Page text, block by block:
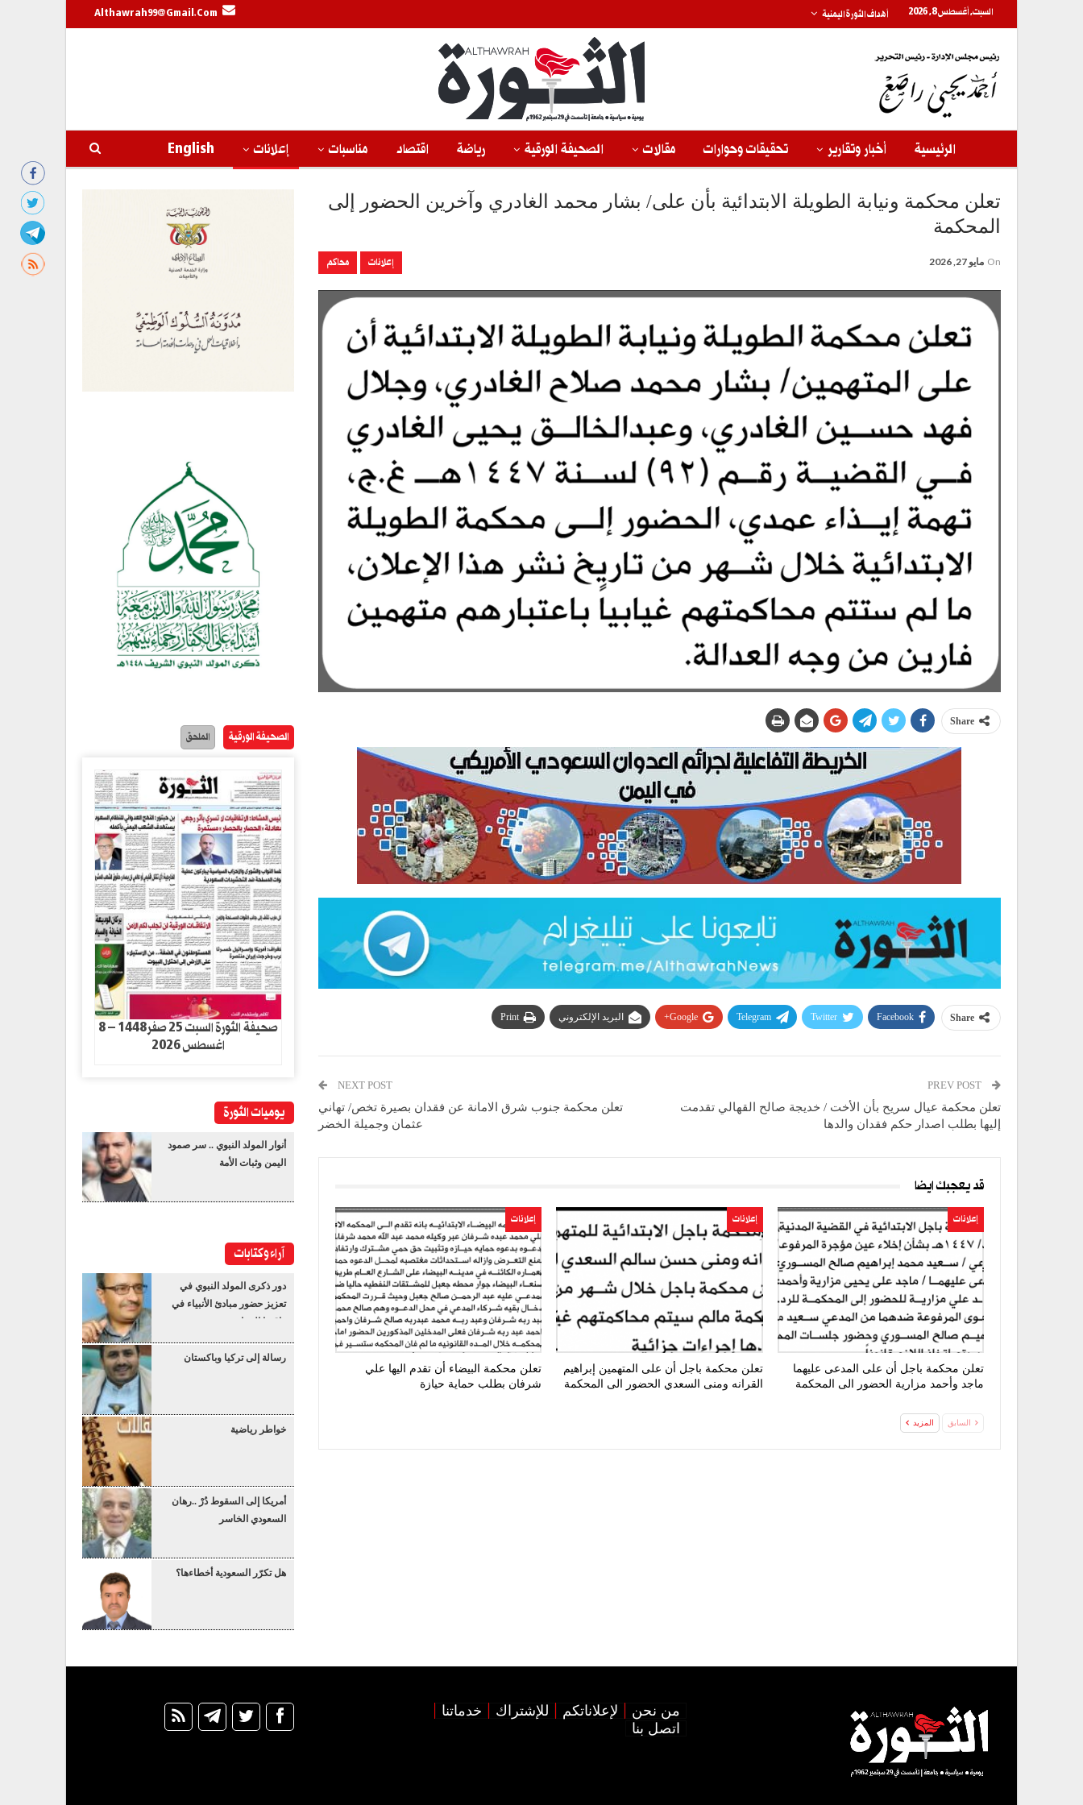
السبت, أغسطس 8, 2026 أهداف الثورة اليمنية Althawrah99@gmail.com
الرئيسية أخبار وتقارير تحقيقات وحوارات مقالات الصحيفة الورقية رياضة اقتصاد مناسبات إعلانات English
تعلن محكمة ونيابة الطويلة الابتدائية بأن على/ بشار محمد الغادري وآخرين الحضور إلى
المحكمة
إعلانات محاكم On مايو 27, 2026
Share
Share
Facebook
Twitter
Telegram
Google+ البريد الإلكتروني Print
تعلن محكمة عيال سريح بأن الأخت / خديجة صالح القهالي تقدمت
إليها بطلب اصدار حكم فقدان والدها
NEXT POST
تعلن محكمة جنوب شرق الامانة عن فقدان بصيرة تخص/ تهاني
عثمان وجميلة الخضر
قد يعجبك ايضا
إعلانات
تعلن محكمة باجل أن على المدعى عليهما
ماجد وأحمد مزارية الحضور الى المحكمة
إعلانات
تعلن محكمة باجل أن على المتهمين إبراهيم
القرانه ومنى السعدي الحضور الى المحكمة
إعلانات
تعلن محكمة البيضاء أن تقدم اليها علي
شرفان بطلب حماية حيازة
السابق المزيد
الصحيفة الورقية الملحق
صحيفة الثورة السبت 25 صفر1448 – 8
اغسطس 2026
يوميات الثورة
أنوار المولد النبوي .. سر صمود
اليمن وثبات الأمة
آراء وكتابات
دور ذكرى المولد النبوي في
تعزيز حضور مبادئ الأنبياء في
واقعنا المعاصر
رسالة إلى تركيا وباكستان
خواطر رياضية
أمريكا إلى السقوط دُرْ ..رهان
السعودي الخاسر
هل تكرّر السعودية أخطاءها؟
من نحن لإعلاناتكم للإشتراك
خدماتنا
اتصل بنا